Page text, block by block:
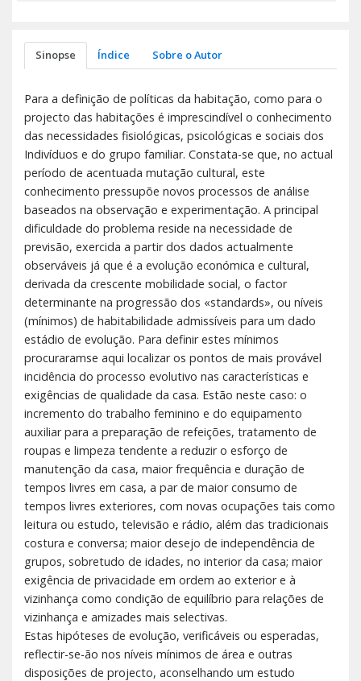
Sinopse Índice Sobre o Autor
Para a definição de políticas da habitação, como para o
projecto das habitações é imprescindível o conhecimento
das necessidades fisiológicas, psicológicas e sociais dos
Indivíduos e do grupo familiar. Constata-se que, no actual
período de acentuada mutação cultural, este
conhecimento pressupõe novos processos de análise
baseados na observação e experimentação. A principal
dificuldade do problema reside na necessidade de
previsão, exercida a partir dos dados actualmente
observáveis já que é a evolução económica e cultural,
derivada da crescente mobilidade social, o factor
determinante na progressão dos «standards», ou níveis
(mínimos) de habitabilidade admissíveis para um dado
estádio de evolução. Para definir estes mínimos
procuraramse aqui localizar os pontos de mais provável
incidência do processo evolutivo nas características e
exigências de qualidade da casa. Estão neste caso: o
incremento do trabalho feminino e do equipamento
auxiliar para a preparação de refeições, tratamento de
roupas e limpeza tendente a reduzir o esforço de
manutenção da casa, maior frequência e duração de
tempos livres em casa, a par de maior consumo de
tempos livres exteriores, com novas ocupações tais como
leitura ou estudo, televisão e rádio, além das tradicionais
costura e conversa; maior desejo de independência de
grupos, sobretudo de idades, no interior da casa; maior
exigência de privacidade em ordem ao exterior e à
vizinhança como condição de equilíbrio para relações de
vizinhança e amizades mais selectivas.
Estas hipóteses de evolução, verificáveis ou esperadas,
reflectir-se-ão nos níveis mínimos de área e outras
disposições de projecto, aconselhando um estudo